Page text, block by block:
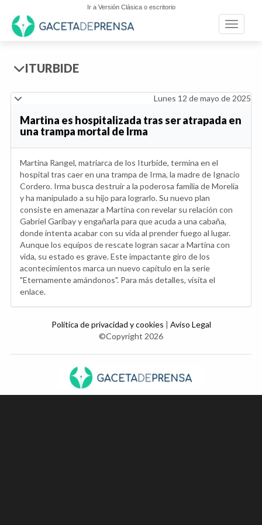
Ir a Versión Clásica o escritorio
Toggle
ITURBIDE
Lunes 12 de mayo de 2025
Martina es hospitalizada tras ser atrapada en
una trampa mortal de Irma
Martina Rangel, matriarca de los Iturbide, termina en el
hospital tras caer en una trampa de Irma, la madre de Ignacio
Cordero. Irma busca destruir a la poderosa familia de Morelia
y ha manipulado a su hijo para lograrlo. Su nuevo plan
consiste en amenazar a Martina con revelar su relación con
Gabriel Garibay y engañarla para que acuda a una cabaña,
donde intenta acabar con su vida al prender fuego al lugar.
Aunque los equipos de rescate logran sacar a Martina con
vida, su estado es grave. Este impactante giro de los
acontecimientos marca un nuevo capítulo en la serie
"Eternamente amándonos". Para más detalles, visita el
enlace.
Política de privacidad y cookies | Aviso Legal
©Copyright 2026